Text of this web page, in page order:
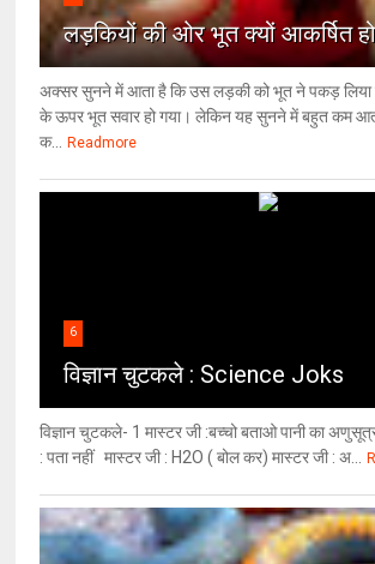
लड़कियों की ओर भूत क्‍यों आकर्षित
अक्सर सुनने में आता है कि उस लड़की को भूत ने पकड़ लिया
के ऊपर भूत सवार हो गया। लेकिन यह सुनने में बहुत कम
क...
Readmore
6
विज्ञान चुटकले : Science Joks
विज्ञान चुटकले- 1 मास्टर जी :बच्चो बताओ पानी का
: पता नहीं मास्टर जी : H2O ( बोल कर) मास्टर जी : अ...